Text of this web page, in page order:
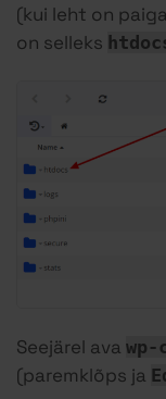
(kui leht on
on selleks
Seejärel ava
(paremklõps ja